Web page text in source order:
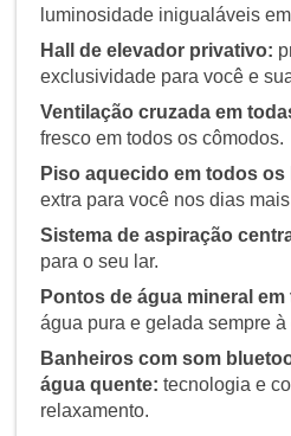
luminosidade inigualáveis
Hall de elevador privativo:
exclusividade para você e
Ventilação cruzada em
fresco em todos os cômodos.
Piso aquecido em todos
extra para você nos dias
Sistema de aspiração
para o seu lar.
Pontos de água mineral
água pura e gelada sempre
Banheiros com som
água quente: tecnologia e
relaxamento.